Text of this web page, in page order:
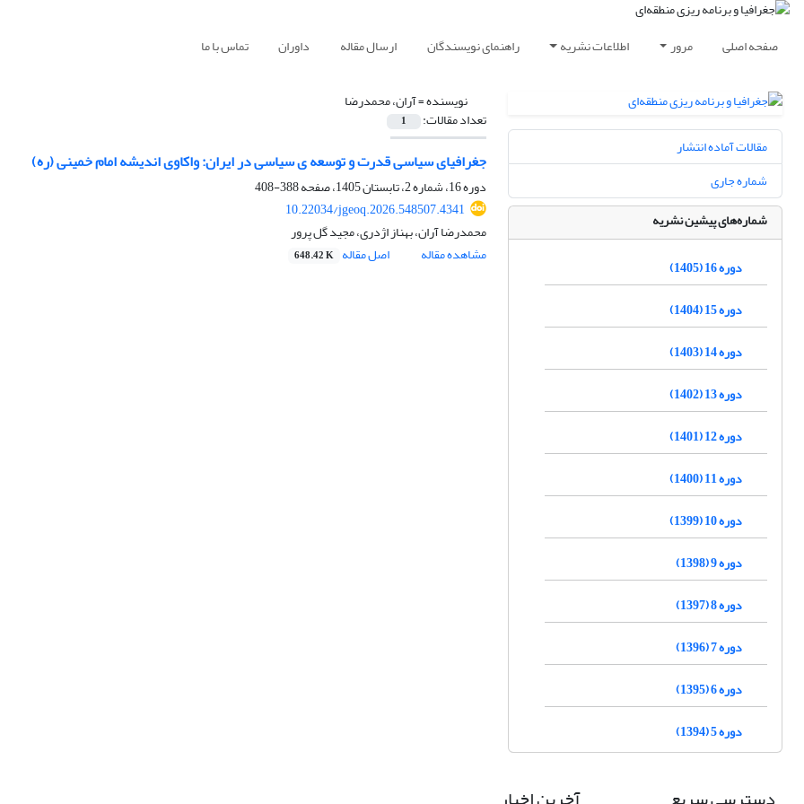
صفحه اصلی مرور اطلاعات نشریه راهنمای نویسندگان ارسال مقاله داوران تماس با ما
نویسنده =آران، محمدرضا
تعداد مقالات: 1
جغرافیای سیاسی قدرت و توسعه ‌ی سیاسی در ایران: واکاوی اندیشه امام خمینی (ره)
دوره 16، شماره 2، تابستان 1405، صفحه
388-408
10.22034/jgeoq.2026.548507.4341
محمدرضا آران، بهناز اژدری، مجید گل پرور
مشاهده مقاله
اصل مقاله 648.42 K
مقالات آماده انتشار
شماره جاری
شماره‌های پیشین نشریه
دوره 16 (1405)
دوره 15 (1404)
دوره 14 (1403)
دوره 13 (1402)
دوره 12 (1401)
دوره 11 (1400)
دوره 10 (1399)
دوره 9 (1398)
دوره 8 (1397)
دوره 7 (1396)
دوره 6 (1395)
دوره 5 (1394)